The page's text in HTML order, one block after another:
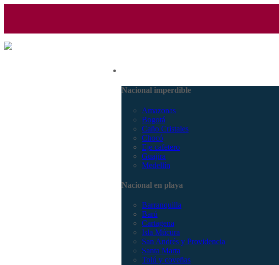
Nacional imperdible
Amazonas
Bogotá
Caño Cristales
Chocó
Eje cafetero
Guajira
Medellín
Nacional en playa
Barranquilla
Barú
Cartagena
Isla Múcura
San Andrés y Providencia
Santa Marta
Tolú y coveñas